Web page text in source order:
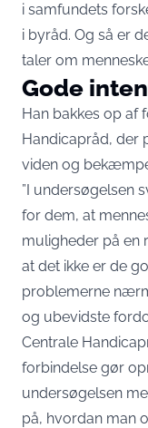
i samfundets
i byråd. Og så er
taler om
Gode
Han bakkes op af
Handicapråd, der
viden og
”I undersøgelsen
for dem, at
muligheder på en
at det ikke er de
problemerne
og ubevidste
Centrale
forbindelse gør
undersøgelsen
på, hvordan man